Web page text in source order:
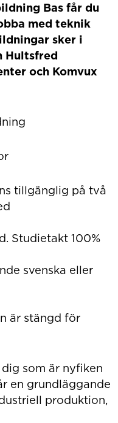
Bas får du
med teknik
sker i
Hultsfred
och Komvux
tillgänglig på två
Studietakt 100%
svenska eller
är stängd för
som är nyfiken
en grundläggande
produktion,